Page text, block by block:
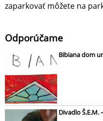
zaparkovať môžete na
Odporúčame
Bibiana dom
Divadlo Š.E.M.